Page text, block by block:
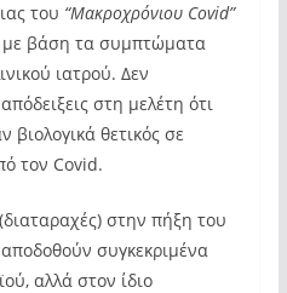
του “Μακροχρόνιου Covid”
με βάση τα συμπτώματα
ιατρού. Δεν
στη μελέτη ότι
θετικός σε
τον Covid.
στην πήξη του
συγκεκριμένα
αλλά στον ίδιο